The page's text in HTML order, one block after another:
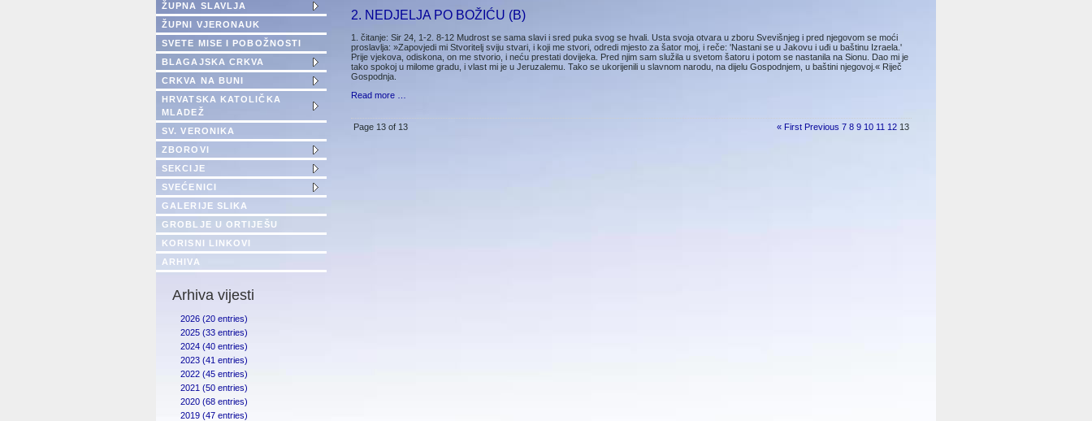
2. NEDJELJA PO BOŽIĆU (B)
1. čitanje: Sir 24, 1-2. 8-12 Mudrost se sama slavi i sred puka svog se hvali. Usta svoja otvara u zboru Svevišnjeg i pred njegovom se moći
pro­slavlja: »Zapovjedi mi Stvoritelj sviju stvari, i koji me stvori, odredi mjesto za šator moj, i reče: 'Nastani se u Jakovu i uđi u baštinu Izraela.'
Prije vjekova, odiskona, on me stvorio, i neću prestati dovijeka. Pred njim sam služila u svetom šatoru i potom se nastanila na Sionu. Dao mi je
tako spokoj u milome gradu, i vlast mi je u Jeruzalemu. Tako se ukorijenili u slavnom narodu, na dijelu Gospod­njem, u baštini njegovoj.« Riječ
Gospodnja.
Read more …
Page 13 of 13 « First Previous 7 8 9 10 11 12 13
ŽUPNA SLAVLJA
ŽUPNI VJERONAUK
SVETE MISE I POBOŽNOSTI
BLAGAJSKA CRKVA
CRKVA NA BUNI
HRVATSKA KATOLIČKA
MLADEŽ
SV. VERONIKA
ZBOROVI
SEKCIJE
SVEĆENICI
GALERIJE SLIKA
GROBLJE U ORTIJEŠU
KORISNI LINKOVI
ARHIVA
Arhiva vijesti
2026 (20 entries)
2025 (33 entries)
2024 (40 entries)
2023 (41 entries)
2022 (45 entries)
2021 (50 entries)
2020 (68 entries)
2019 (47 entries)